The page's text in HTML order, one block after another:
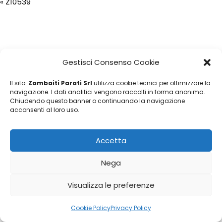
Gestisci Consenso Cookie
Il sito Zambaiti Parati Srl utilizza cookie tecnici per ottimizzare la
navigazione. I dati analitici vengono raccolti in forma anonima.
Chiudendo questo banner o continuando la navigazione
acconsenti al loro uso.
Accetta
Nega
Visualizza le preferenze
Cookie PolicyPrivacy Policy